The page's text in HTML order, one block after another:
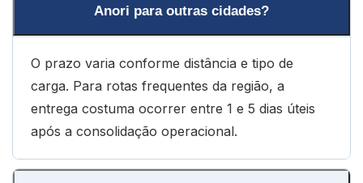
Anori para outras cidades?
O prazo varia conforme distância e tipo de
carga. Para rotas frequentes da região, a
entrega costuma ocorrer entre 1 e 5 dias úteis
após a consolidação operacional.